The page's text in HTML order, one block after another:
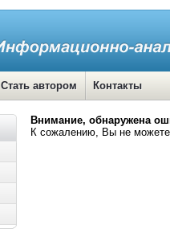
Стать автором Контакты
Внимание, обнаружена
К сожалению, Вы не можете